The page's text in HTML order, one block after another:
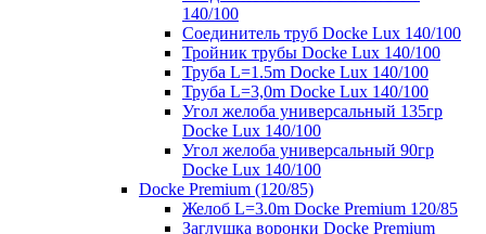
140/100
Соединитель труб Docke Lux 140/100
Тройник трубы Docke Lux 140/100
Труба L=1.5m Docke Lux 140/100
Труба L=3,0m Docke Lux 140/100
Угол желоба универсальный 135гр
Docke Lux 140/100
Угол желоба универсальный 90гр
Docke Lux 140/100
Docke Premium (120/85)
Желоб L=3.0m Docke Premium 120/85
Заглушка воронки Docke Premium